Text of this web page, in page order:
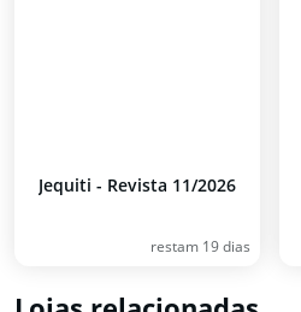
Jequiti - Revista 11/2026
restam 19 dias